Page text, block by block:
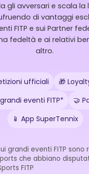
gli avversari e scala la
di vantaggi
FITP e sui Partner
fedeltà e ai relativi
altro.
ufficiali
🎁
eventi FITP*
🤝
📱 App SuperTennix
grandi eventi FITP sono
che abbiano
FITP